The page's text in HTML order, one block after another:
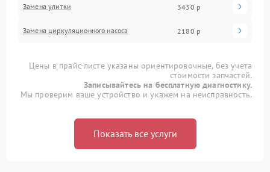
Замена улитки 3430 р
Замена циркуляционного насоса 2180 р
Цены в прайс-листе указаны ориентировочные, без учета
стоимости запчастей.
Записывайтесь на бесплатную диагностику.
Мы проверим ваше устройство и укажем на неисправность.
Показать все услуги